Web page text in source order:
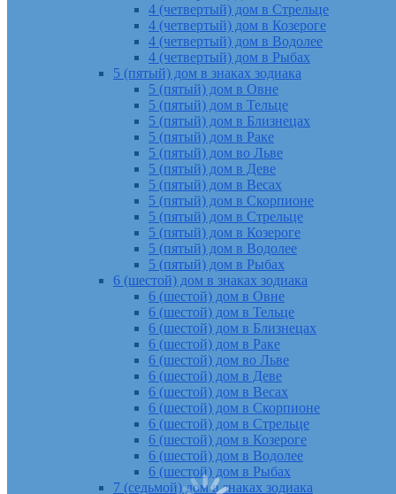
4 (четвертый) дом в Стрельце
4 (четвертый) дом в Козероге
4 (четвертый) дом в Водолее
4 (четвертый) дом в Рыбах
5 (пятый) дом в знаках зодиака
5 (пятый) дом в Овне
5 (пятый) дом в Тельце
5 (пятый) дом в Близнецах
5 (пятый) дом в Раке
5 (пятый) дом во Льве
5 (пятый) дом в Деве
5 (пятый) дом в Весах
5 (пятый) дом в Скорпионе
5 (пятый) дом в Стрельце
5 (пятый) дом в Козероге
5 (пятый) дом в Водолее
5 (пятый) дом в Рыбах
6 (шестой) дом в знаках зодиака
6 (шестой) дом в Овне
6 (шестой) дом в Тельце
6 (шестой) дом в Близнецах
6 (шестой) дом в Раке
6 (шестой) дом во Льве
6 (шестой) дом в Деве
6 (шестой) дом в Весах
6 (шестой) дом в Скорпионе
6 (шестой) дом в Стрельце
6 (шестой) дом в Козероге
6 (шестой) дом в Водолее
6 (шестой) дом в Рыбах
7 (седьмой) дом в знаках зодиака